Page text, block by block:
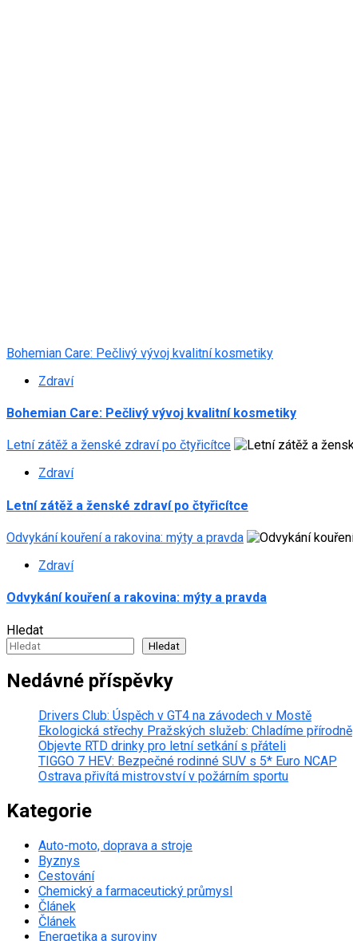
Bohemian Care: Pečlivý vývoj kvalitní kosmetiky
Zdraví
Bohemian Care: Pečlivý vývoj kvalitní kosmetiky
Letní zátěž a ženské zdraví po čtyřicítce
Zdraví
Letní zátěž a ženské zdraví po čtyřicítce
Odvykání kouření a rakovina: mýty a pravda
Zdraví
Odvykání kouření a rakovina: mýty a pravda
Hledat
Hledat
Nedávné příspěvky
Drivers Club: Úspěch v GT4 na závodech v Mostě
Ekologická střechy Pražských služeb: Chladíme přírodně
Objevte RTD drinky pro letní setkání s přáteli
TIGGO 7 HEV: Bezpečné rodinné SUV s 5* Euro NCAP
Ostrava přivítá mistrovství v požárním sportu
Kategorie
Auto-moto, doprava a stroje
Byznys
Cestování
Chemický a farmaceutický průmysl
Článek
Článek
Energetika a suroviny